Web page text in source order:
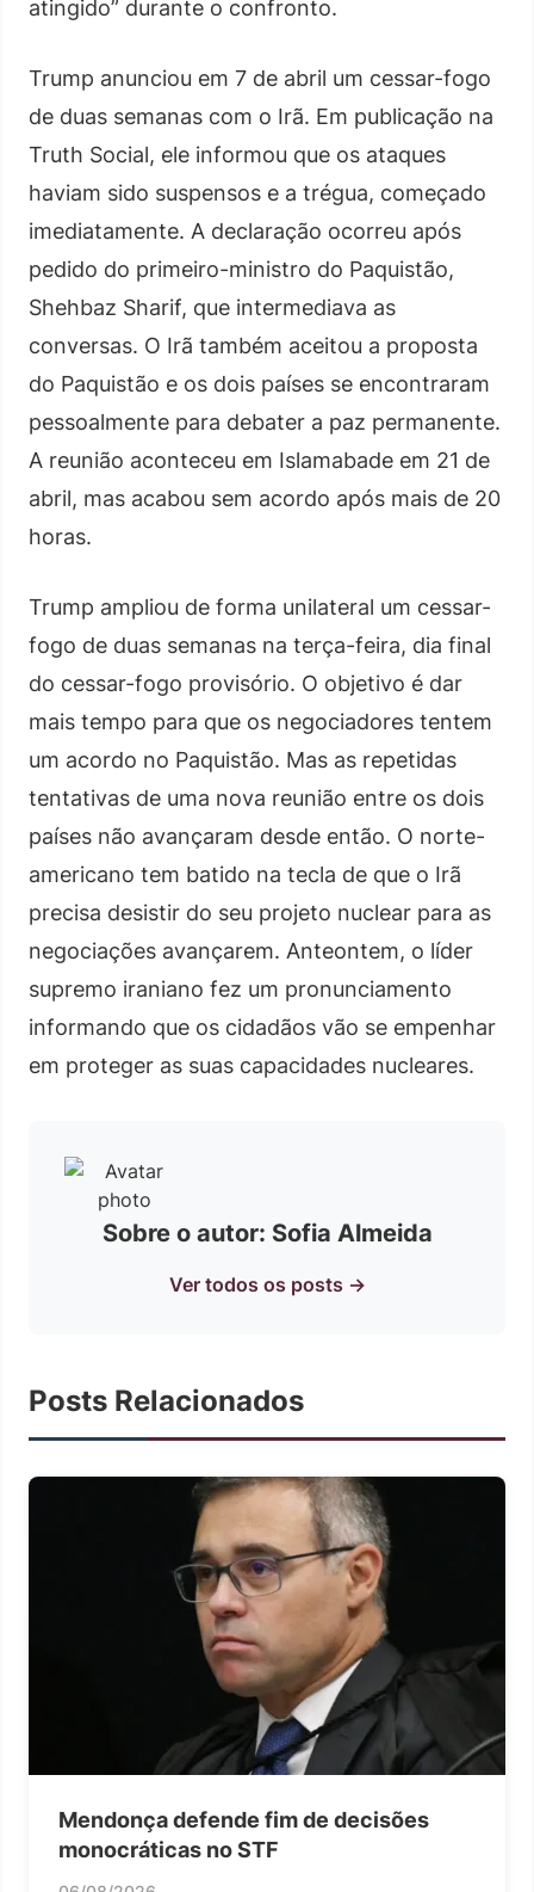
atingido” durante o confronto.
Trump anunciou em 7 de abril um cessar-fogo
de duas semanas com o Irã. Em publicação na
Truth Social, ele informou que os ataques
haviam sido suspensos e a trégua, começado
imediatamente. A declaração ocorreu após
pedido do primeiro-ministro do Paquistão,
Shehbaz Sharif, que intermediava as
conversas. O Irã também aceitou a proposta
do Paquistão e os dois países se encontraram
pessoalmente para debater a paz permanente.
A reunião aconteceu em Islamabade em 21 de
abril, mas acabou sem acordo após mais de 20
horas.
Trump ampliou de forma unilateral um cessar-
fogo de duas semanas na terça-feira, dia final
do cessar-fogo provisório. O objetivo é dar
mais tempo para que os negociadores tentem
um acordo no Paquistão. Mas as repetidas
tentativas de uma nova reunião entre os dois
países não avançaram desde então. O norte-
americano tem batido na tecla de que o Irã
precisa desistir do seu projeto nuclear para as
negociações avançarem. Anteontem, o líder
supremo iraniano fez um pronunciamento
informando que os cidadãos vão se empenhar
em proteger as suas capacidades nucleares.
Sobre o autor: Sofia Almeida
Ver todos os posts →
Posts Relacionados
Mendonça defende fim de decisões
monocráticas no STF